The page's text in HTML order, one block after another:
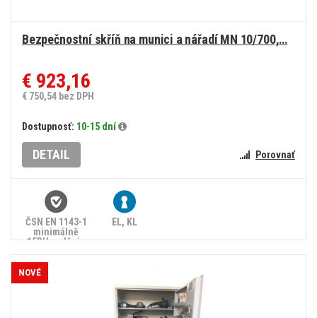
Bezpečnostní skříň na munici a nářadí MN 10/700,…
€ 923,16
€ 750,54 bez DPH
Dostupnosť: 10-15 dní
DETAIL Porovnať
ČSN EN 1143-1
minimálně
15RU, splňuje
90/2024 Sb.
EL, KL
NOVÉ